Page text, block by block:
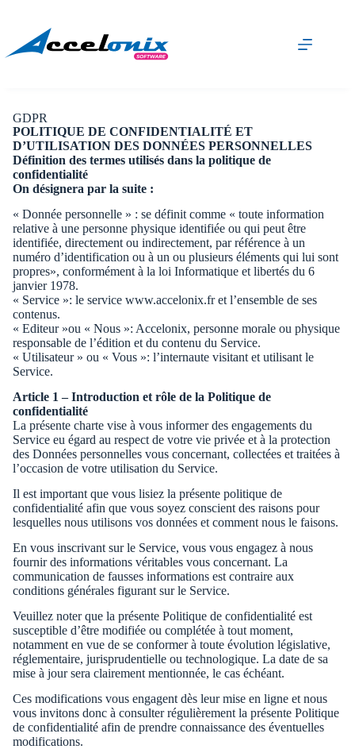
GDPR
POLITIQUE DE CONFIDENTIALITÉ ET
D’UTILISATION DES DONNÉES PERSONNELLES
Définition des termes utilisés dans la politique de
confidentialité
On désignera par la suite :
« Donnée personnelle » : se définit comme « toute information
relative à une personne physique identifiée ou qui peut être
identifiée, directement ou indirectement, par référence à un
numéro d’identification ou à un ou plusieurs éléments qui lui sont
propres», conformément à la loi Informatique et libertés du 6
janvier 1978.
« Service »: le service www.accelonix.fr et l’ensemble de ses
contenus.
« Editeur »ou « Nous »: Accelonix, personne morale ou physique
responsable de l’édition et du contenu du Service.
« Utilisateur » ou « Vous »: l’internaute visitant et utilisant le
Service.
Article 1 – Introduction et rôle de la Politique de
confidentialité
La présente charte vise à vous informer des engagements du
Service eu égard au respect de votre vie privée et à la protection
des Données personnelles vous concernant, collectées et traitées à
l’occasion de votre utilisation du Service.
Il est important que vous lisiez la présente politique de
confidentialité afin que vous soyez conscient des raisons pour
lesquelles nous utilisons vos données et comment nous le faisons.
En vous inscrivant sur le Service, vous vous engagez à nous
fournir des informations véritables vous concernant. La
communication de fausses informations est contraire aux
conditions générales figurant sur le Service.
Veuillez noter que la présente Politique de confidentialité est
susceptible d’être modifiée ou complétée à tout moment,
notamment en vue de se conformer à toute évolution législative,
réglementaire, jurisprudentielle ou technologique. La date de sa
mise à jour sera clairement mentionnée, le cas échéant.
Ces modifications vous engagent dès leur mise en ligne et nous
vous invitons donc à consulter régulièrement la présente Politique
de confidentialité afin de prendre connaissance des éventuelles
modifications.